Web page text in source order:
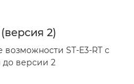
2)
ST-E3-RT с
версии 2